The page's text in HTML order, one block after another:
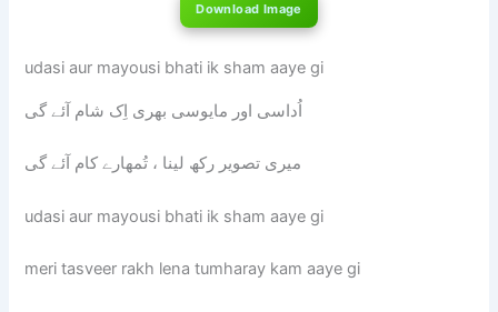
Download Image
udasi aur mayousi bhati ik sham aaye gi
اُداسی اور مایوسی بھری اِک شام آئے گی
میری تصویر رکھ لینا ، تُمھارے کام آئے گی
udasi aur mayousi bhati ik sham aaye gi
meri tasveer rakh lena tumharay kam aaye gi